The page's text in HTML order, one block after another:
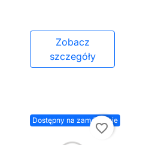
Zobacz
szczegóły
Dostępny na zamówienie
favorite_border